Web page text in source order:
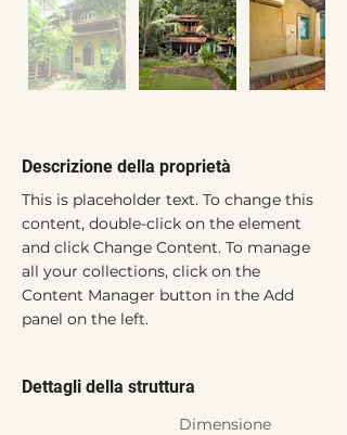
Descrizione della proprietà
This is placeholder text. To change this
content, double-click on the element
and click Change Content. To manage
all your collections, click on the
Content Manager button in the Add
panel on the left.
Dettagli della struttura
Dimensione